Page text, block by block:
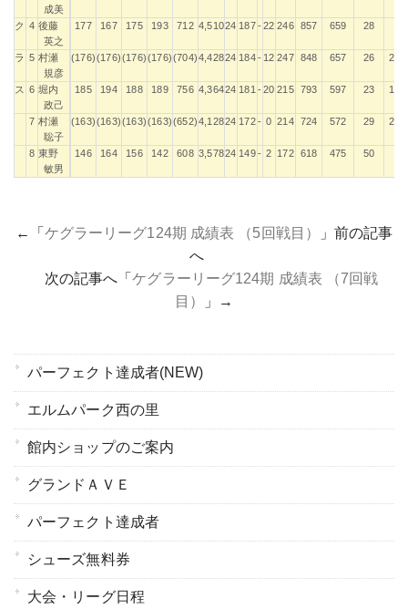
成美
ク 4 後藤
英之
177 167 175 193 712 4,51024 187 -22 246 857 659 28
ラ 5 村瀬
規彦
(176)(176)(176)(176)(704)4,42824 184 - 12 247 848 657 26 2
ス 6 堀内
政己
185 194 188 189 756 4,36424 181 -20 215 793 597 23 1
7 村瀬
聡子
(163)(163)(163)(163)(652)4,12824 172 - 0 214 724 572 29 2
8 東野
敏男
146 164 156 142 608 3,57824 149 - 2 172 618 475 50
←「 ケグラーリーグ124期 成績表 （5回戦目）
」前の記事
へ
次の記事へ「ケグラーリーグ124期 成績表 （7回戦
目）
」→
パーフェクト達成者(NEW)
エルムパーク西の里
館内ショップのご案内
グランドＡＶＥ
パーフェクト達成者
シューズ無料券
大会・リーグ日程